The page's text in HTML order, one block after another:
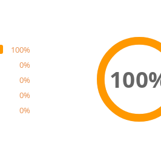
100%
0%
0%
0%
0%